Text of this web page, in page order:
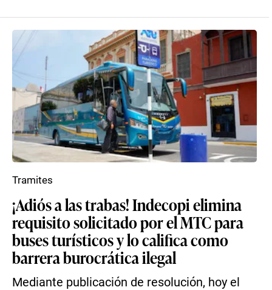
¡Adiós a las trabas! Indecopi elimina
requisito solicitado por el MTC para
buses turísticos y lo califica como
barrera burocrática ilegal
Mediante publicación de resolución, hoy el
Tramites